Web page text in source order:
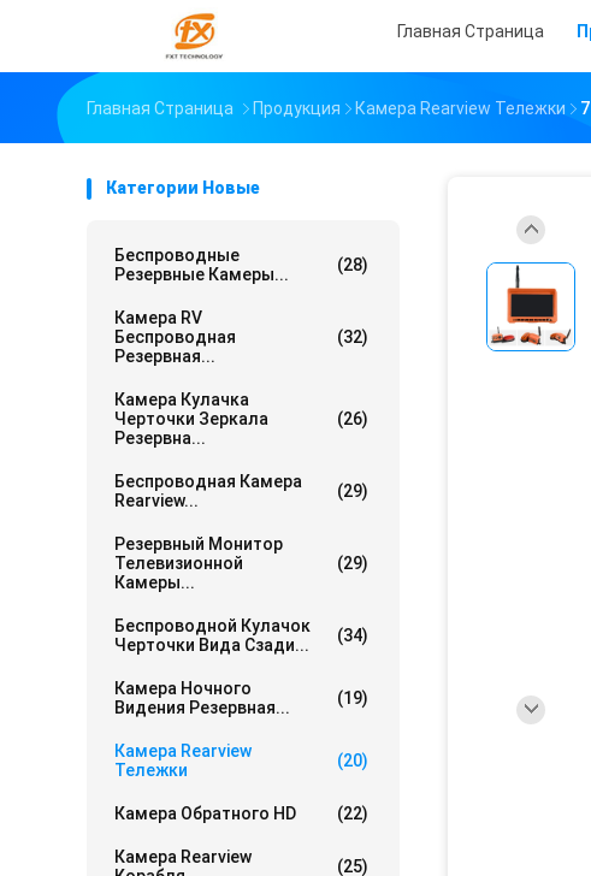
Главная Страница
Главная Страница Продукция Камера Rearview Тележки
Категории Новые
Беспроводные
Резервные Камеры...
(28)
Камера RV
Беспроводная
Резервная...
(32)
Камера Кулачка
Черточки Зеркала
Резервна...
(26)
Беспроводная Камера
Rearview...
(29)
Резервный Монитор
Телевизионной
Камеры...
(29)
Беспроводной Кулачок
Черточки Вида Сзади...
(34)
Камера Ночного
Видения Резервная...
(19)
Камера Rearview
Тележки
(20)
Камера Обратного HD (22)
Камера Rearview
(25)